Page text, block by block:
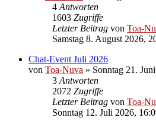
4 Antworten
1603 Zugriffe
Letzter Beitrag von Toa-
Samstag 8. August 2026,
Chat-Event Juli 2026
von Toa-Nuva » Sonntag 21.
3 Antworten
2072 Zugriffe
Letzter Beitrag von Toa-
Sonntag 12. Juli 2026,